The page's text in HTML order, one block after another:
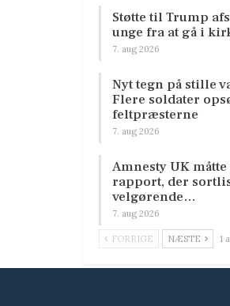
Støtte til Trump
unge fra at gå i
7. aug 2026
Nyt tegn på stille
Flere soldater
feltpræsterne
7. aug 2026
Amnesty UK
rapport, der
velgørende…
7. aug 2026
FORRIGE NÆSTE 1